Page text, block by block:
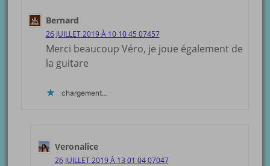
Bernard
26 JUILLET 2019 À 10 10 45 07457
Merci beaucoup Véro, je joue également de
la guitare
chargement…
Veronalice
26 JUILLET 2019 À 13 01 04 07047